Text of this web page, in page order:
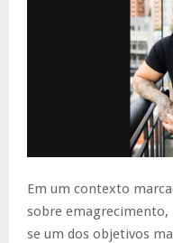
Em um contexto
sobre
se um dos objetivos